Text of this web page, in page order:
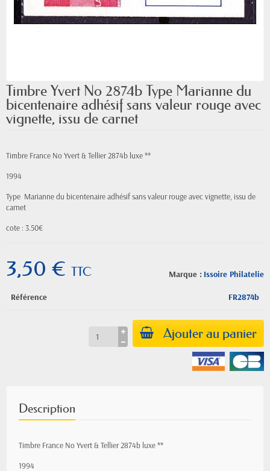
Timbre Yvert No 2874b Type Marianne du
bicentenaire adhésif sans valeur rouge avec
vignette, issu de carnet
Timbre France No Yvert & Tellier 2874b luxe **
1994
Type Marianne du bicentenaire adhésif sans valeur rouge avec vignette, issu de
carnet
cote : 3.50€
Marque : Issoire Philatelie
3,50 € TTC
Référence FR2874b
Ajouter au panier
Description
Timbre France No Yvert & Tellier 2874b luxe **
1994